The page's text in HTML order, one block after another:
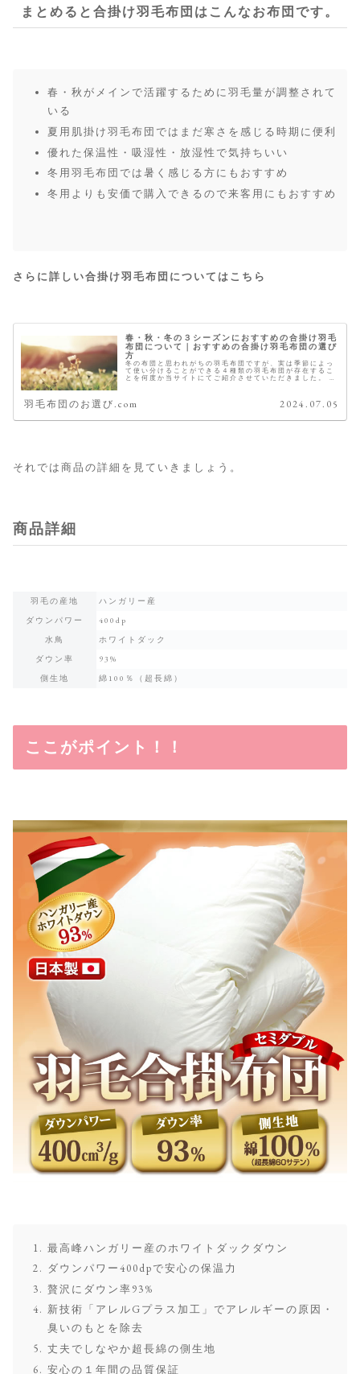
まとめると合掛け羽毛布団はこんなお布団です。
春・秋がメインで活躍するために羽毛量が調整されて
いる
夏用肌掛け羽毛布団ではまだ寒さを感じる時期に便利
優れた保温性・吸湿性・放湿性で気持ちいい
冬用羽毛布団では暑く感じる方にもおすすめ
冬用よりも安価で購入できるので来客用にもおすすめ
さらに詳しい合掛け羽毛布団についてはこちら
春・秋・冬の３シーズンにおすすめの合掛け羽毛
布団について｜おすすめの合掛け羽毛布団の選び
方
冬の布団と思われがちの羽毛布団ですが、実は季節によっ
て使い分けることができる４種類の羽毛布団が存在するこ
とを何度か当サイトにてご紹介させていただきました。 ４
羽毛布団のお選び.com 2024.07.05
それでは商品の詳細を見ていきましょう。
商品詳細
羽毛の産地
ハンガリー産
ダウンパワー
400dp
水鳥
ホワイトダック
ダウン率
93%
側生地
綿100％（超長綿）
ここがポイント！！
最高峰ハンガリー産のホワイトダックダウン
ダウンパワー400dpで安心の保温力
贅沢にダウン率93%
新技術「アレルGプラス加工」でアレルギーの原因・
臭いのもとを除去
丈夫でしなやか超長綿の側生地
安心の１年間の品質保証